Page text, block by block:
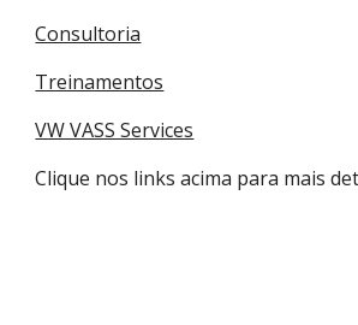
Consultoria
Treinamentos
VW VASS Services
Clique nos links acima para mais